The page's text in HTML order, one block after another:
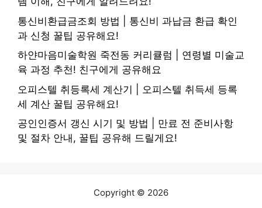
통신비환급금조회 방법 | 통신비 과납금 환급 확인
과 신청 꿀팁 공유해요!
하얀마음미술학원 죽전동 커리큘럼 | 연령별 미술교
육 과정 추천! 친구에게 공유해요
오피스텔 취등록세 계산기 | 오피스텔 취득세 등록
세 계산 꿀팁 공유해요!
공인인증서 갱신 시기 및 방법 | 만료 전 준비사항
및 절차 안내, 꿀팁 공유해 드릴게요!
Copyright © 2026